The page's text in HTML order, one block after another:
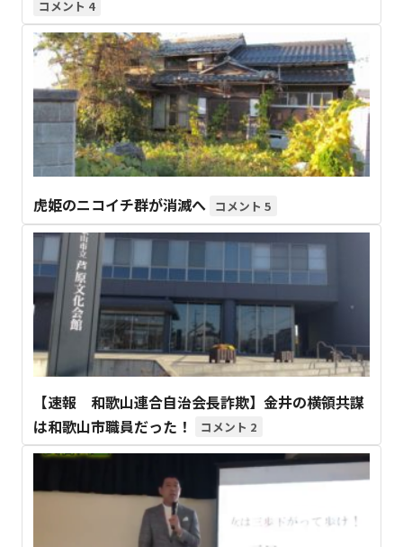
4
虎姫のニコイチ群が消滅へ 5
【速報 和歌山連合自治会長詐欺】金井の横領共謀
は和歌山市職員だった！
2